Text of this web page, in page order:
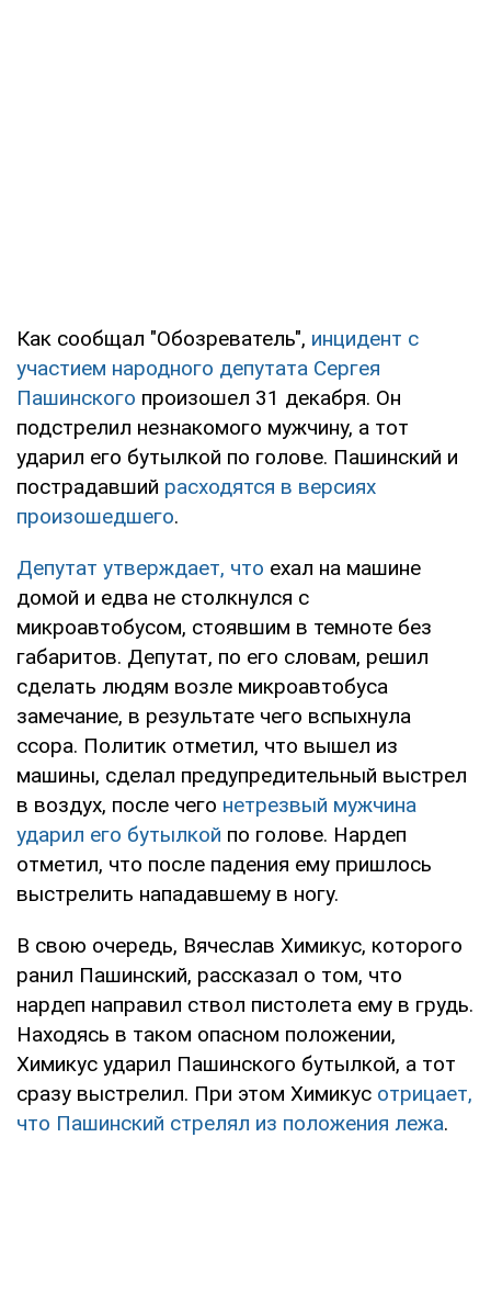
Как сообщал "Обозреватель", инцидент с
участием народного депутата Сергея
Пашинского произошел 31 декабря. Он
подстрелил незнакомого мужчину, а тот
ударил его бутылкой по голове. Пашинский и
пострадавший расходятся в версиях
произошедшего.
Депутат утверждает, что ехал на машине
домой и едва не столкнулся с
микроавтобусом, стоявшим в темноте без
габаритов. Депутат, по его словам, решил
сделать людям возле микроавтобуса
замечание, в результате чего вспыхнула
ссора. Политик отметил, что вышел из
машины, сделал предупредительный выстрел
в воздух, после чего нетрезвый мужчина
ударил его бутылкой по голове. Нардеп
отметил, что после падения ему пришлось
выстрелить нападавшему в ногу.
В свою очередь, Вячеслав Химикус, которого
ранил Пашинский, рассказал о том, что
нардеп направил ствол пистолета ему в грудь.
Находясь в таком опасном положении,
Химикус ударил Пашинского бутылкой, а тот
сразу выстрелил. При этом Химикус отрицает,
что Пашинский стрелял из положения лежа.